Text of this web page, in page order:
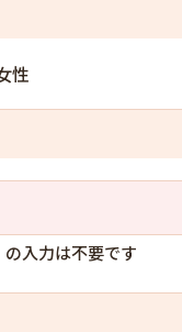
性
入力は不要です